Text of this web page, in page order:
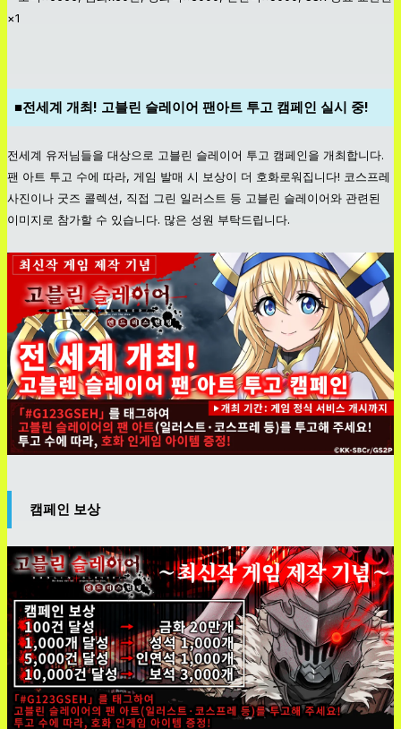
×1
■전세계 개최! 고블린 슬레이어 팬아트 투고 캠페인 실시 중!
전세계 유저님들을 대상으로 고블린 슬레이어 투고 캠페인을 개최합니다.
팬 아트 투고 수에 따라, 게임 발매 시 보상이 더 호화로워집니다! 코스프레
사진이나 굿즈 콜렉션, 직접 그린 일러스트 등 고블린 슬레이어와 관련된
이미지로 참가할 수 있습니다. 많은 성원 부탁드립니다.
캠페인 보상